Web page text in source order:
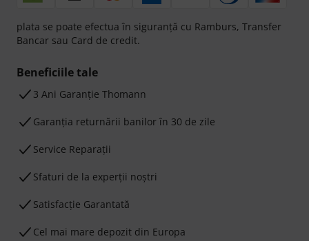
plata se poate efectua în siguranță cu Ramburs, Transfer
Bancar sau Card de credit.
Beneficiile tale
3 Ani Garanție Thomann
Garanţia returnării banilor în 30 de zile
Service Reparații
Sfaturi de la experții noștri
Satisfacție Garantată
Cel mai mare depozit din Europa